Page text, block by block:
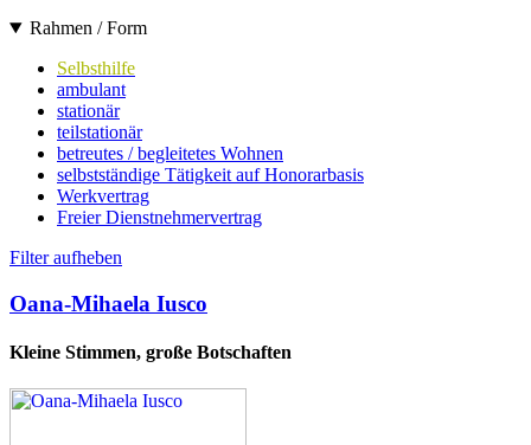
Rahmen / Form
Selbsthilfe
ambulant
stationär
teilstationär
betreutes / begleitetes Wohnen
selbstständige Tätigkeit auf Honorarbasis
Werkvertrag
Freier Dienstnehmervertrag
Filter aufheben
Oana-Mihaela Iusco
Kleine Stimmen, große Botschaften